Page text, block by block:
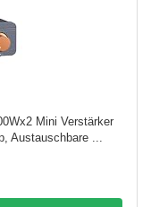
Mini Verstärker
Austauschbare ...